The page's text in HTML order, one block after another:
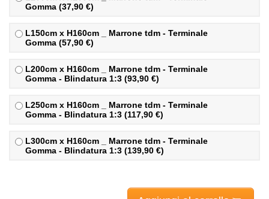
Gomma (37,90 €)
L150cm x H160cm _ Marrone tdm - Terminale
Gomma (57,90 €)
L200cm x H160cm _ Marrone tdm - Terminale
Gomma - Blindatura 1:3 (93,90 €)
L250cm x H160cm _ Marrone tdm - Terminale
Gomma - Blindatura 1:3 (117,90 €)
L300cm x H160cm _ Marrone tdm - Terminale
Gomma - Blindatura 1:3 (139,90 €)